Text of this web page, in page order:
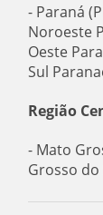
- Paraná
Noroeste
Oeste
Sul
Região
- Mato
Grosso do